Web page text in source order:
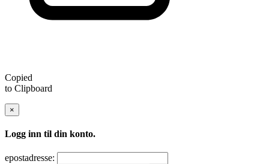
Copied
to Clipboard
×
Logg inn til din konto.
epostadresse: